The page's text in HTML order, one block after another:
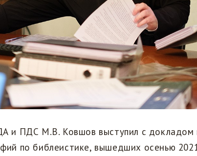
и ПДС М.В. Ковшов выступил с докладом
по библеистике, вышедших осенью